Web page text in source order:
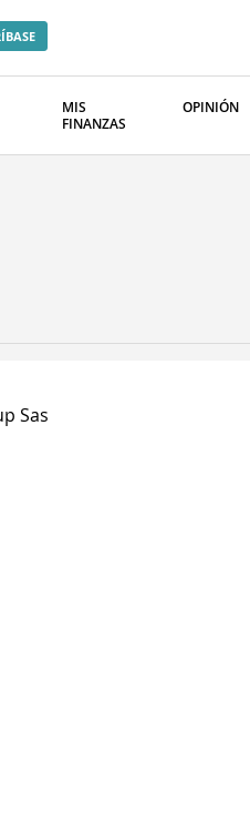
MIS
FINANZAS
OPINIÓN
Sas